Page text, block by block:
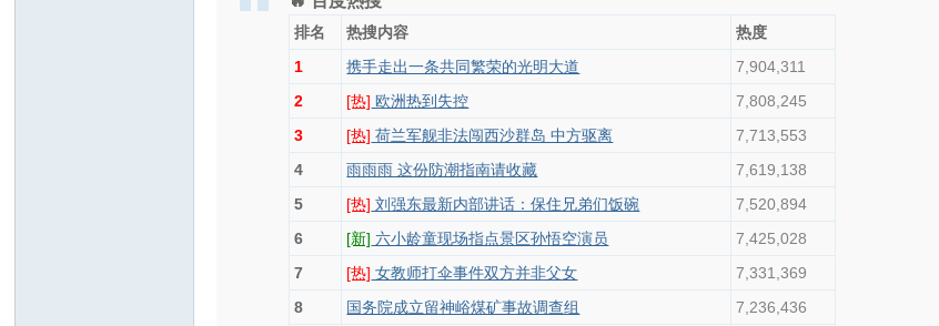
排名 热搜内容
热度
1
携手走出一条共同繁荣的光明大道
7,904,311
2
[热] 欧洲热到失控
7,808,245
3
[热] 荷兰军舰非法闯西沙群岛 中方驱离
7,713,553
4
雨雨雨 这份防潮指南请收藏
7,619,138
5
[热] 刘强东最新内部讲话：保住兄弟们饭碗
7,520,894
6
[新] 六小龄童现场指点景区孙悟空演员
7,425,028
7
[热] 女教师打伞事件双方并非父女
7,331,369
8
国务院成立留神峪煤矿事故调查组
7,236,436